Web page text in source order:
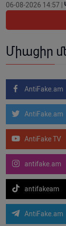
06-08-2026 14:57 |
Միացիր
AntiFake.am
AntiFake.am
AntiFake TV
antifake.am
antifakeam
AntiFake.am